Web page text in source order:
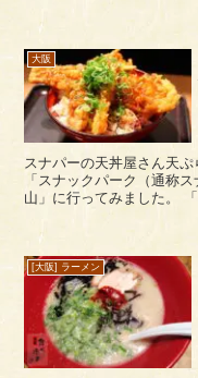
大阪
スナパーの天丼屋さん天ぷらの山 大阪梅田の立ち食
「スナックパーク（通称
山」に行ってみました。 「天ぷらの山」は、もともとが箕面船場に
[大阪] ラーメン